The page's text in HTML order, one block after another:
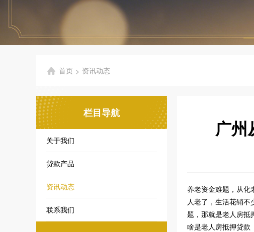
首页 > 资讯动态
栏目导航
关于我们
贷款产品
资讯动态
联系我们
广州
养老资金难题，从化
人老了，生活花销
题，那就是老人房抵
啥是老人房抵押贷款